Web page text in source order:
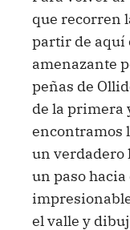
que recorren
partir de aquí
amenazante
peñas de
de la primera
encontramos
un verdadero
un paso
el valle y